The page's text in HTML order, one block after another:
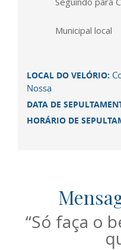
Municipal local
LOCAL DO VELÓRIO:
Nossa
DATA DE
HORÁRIO DE
“Só faça o